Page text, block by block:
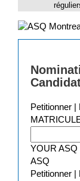
Petitionner
YOUR
ASQ
Petitionner